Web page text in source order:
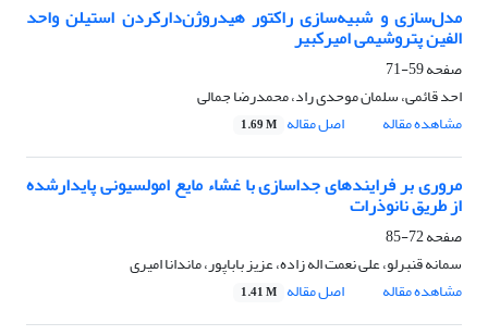
مدل‌سازی و شبیه‌سازی راکتور هیدروژن‌دارکردن استیلن واحد
الفین پتروشیمی امیرکبیر
صفحه59-71
احد قائمی، سلمان موحدی راد، محمدرضا جمالی
مشاهده مقاله
اصل مقاله 1.69 M
مروری بر فرایندهای جداسازی با غشاء مایع امولسیونی پایدارشده
از طریق نانوذرات
صفحه72-85
سمانه قنبرلو، علی نعمت اله زاده، عزیز باباپور، ماندانا امیری
مشاهده مقاله
اصل مقاله 1.41 M